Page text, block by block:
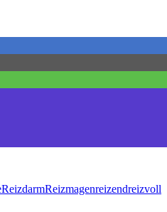
ReizdarmReizmagenreizendreizvoll